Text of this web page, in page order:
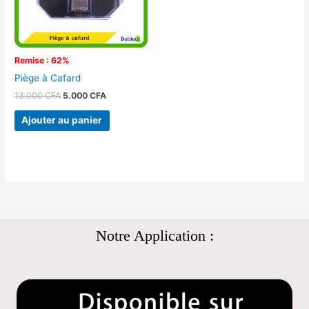
Remise : 62%
Piège à Cafard
13.000CFA 5.000CFA
Ajouter au panier
Notre Application :